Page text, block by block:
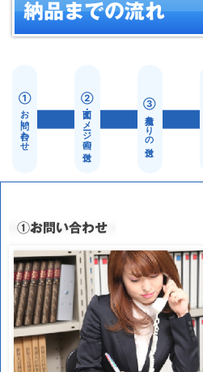
納品までの流れ
①お問い合わせ ②図面・イメージ画の送付 ③見積もりの送付
①お問い合わせ